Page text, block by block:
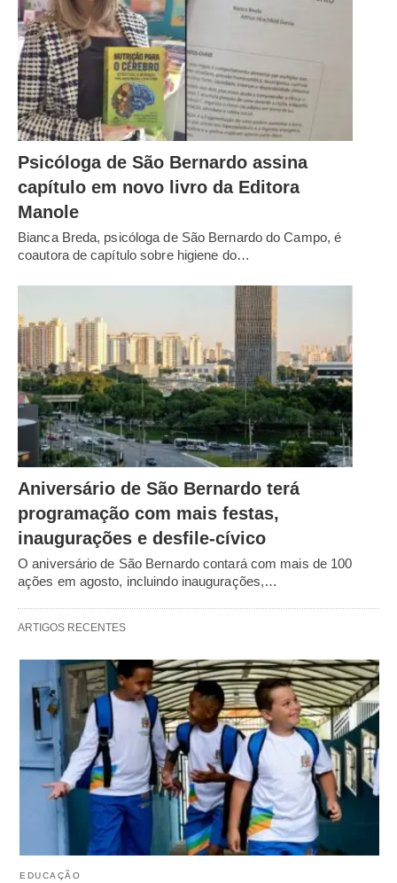
Psicóloga de São Bernardo assina
capítulo em novo livro da Editora
Manole
Bianca Breda, psicóloga de São Bernardo do Campo, é
coautora de capítulo sobre higiene do…
Aniversário de São Bernardo terá
programação com mais festas,
inaugurações e desfile-cívico
O aniversário de São Bernardo contará com mais de 100
ações em agosto, incluindo inaugurações,…
ARTIGOS RECENTES
EDUCAÇÃO